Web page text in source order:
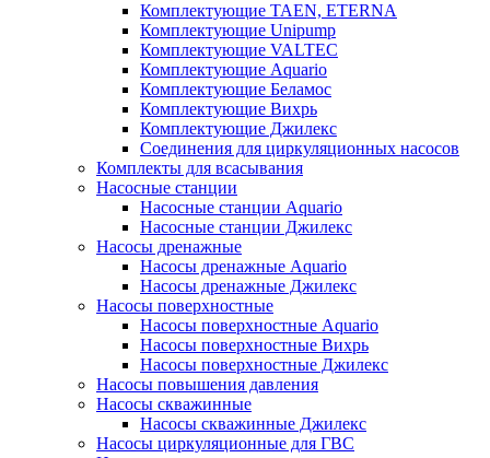
Комплектующие TAEN, ETERNA
Комплектующие Unipump
Комплектующие VALTEC
Комплектующие Аquario
Комплектующие Беламос
Комплектующие Вихрь
Комплектующие Джилекс
Соединения для циркуляционных насосов
Комплекты для всасывания
Насосные станции
Насосные станции Аquario
Насосные станции Джилекс
Насосы дренажные
Насосы дренажные Аquario
Насосы дренажные Джилекс
Насосы поверхностные
Насосы поверхностные Аquario
Насосы поверхностные Вихрь
Насосы поверхностные Джилекс
Насосы повышения давления
Насосы скважинные
Насосы скважинные Джилекс
Насосы циркуляционные для ГВС